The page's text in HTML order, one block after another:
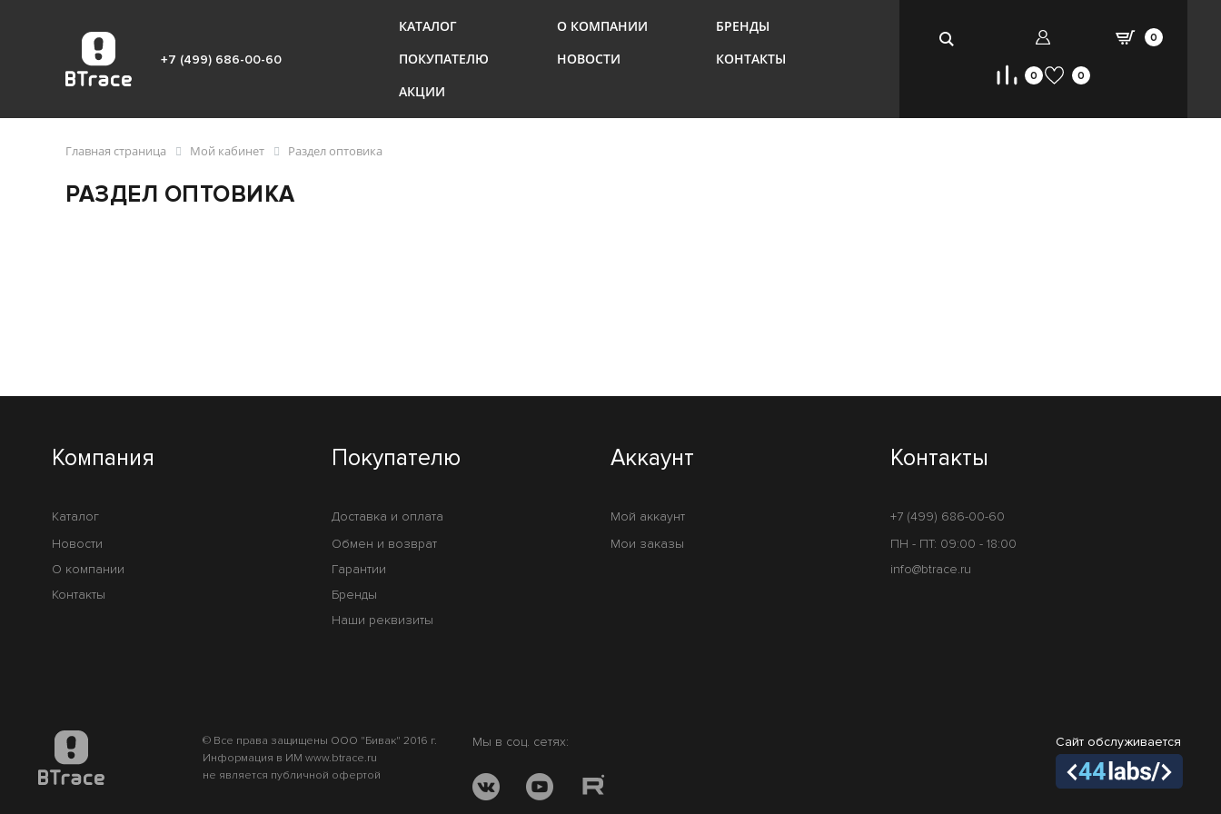
+7 (499) 686-00-60
КАТАЛОГ О КОМПАНИИ
БРЕНДЫ
ПОКУПАТЕЛЮ
НОВОСТИ
КОНТАКТЫ
АКЦИИ
0
0 0
Главная страница Мой кабинет Раздел оптовика
РАЗДЕЛ ОПТОВИКА
Компания
Каталог
Новости
О компании
Контакты
Покупателю
Доставка и оплата
Обмен и возврат
Гарантии
Бренды
Наши реквизиты
Аккаунт
Мой аккаунт
Мои заказы
Контакты
+7 (499) 686-00-60
ПН - ПТ: 09:00 - 18:00
info@btrace.ru
© Все права защищены ООО "Бивак" 2016 г.
Информация в ИМ www.btrace.ru
не является публичной офертой
Мы в соц. сетях: Сайт обслуживается